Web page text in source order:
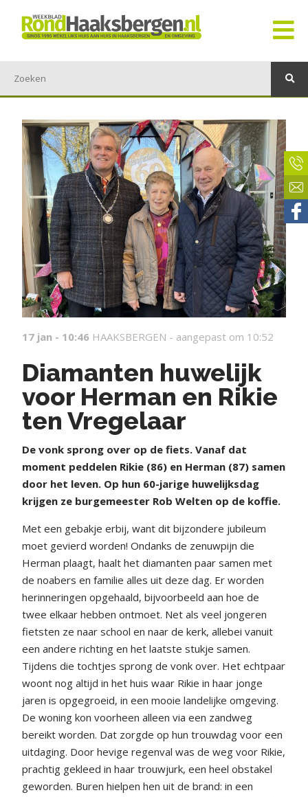
17 jan - 10:46 HAAKSBERGEN - aangepast om 10:52
Diamanten huwelijk
voor Herman en Rikie
ten Vregelaar
De vonk sprong over op de fiets. Vanaf dat
moment peddelen Rikie (86) en Herman (87) samen
door het leven. Op hun 60-jarige huwelijksdag
krijgen ze burgemeester Rob Welten op de koffie.
Met een gebakje erbij, want dit bijzondere jubileum
moet gevierd worden! Ondanks de zenuwpijn die
Herman plaagt, haalt het diamanten paar samen met
de noabers en familie alles uit deze dag. Er worden
herinneringen opgehaald, bijvoorbeeld aan hoe de
twee elkaar hebben ontmoet. Net als veel jongeren
fietsten ze naar school en naar de kerk, allebei vanuit
een andere richting en het laatste stukje samen.
Tijdens die tochtjes sprong de vonk over. Het echtpaar
woont nog altijd in het huis waar Rikie in haar jonge
jaren is opgegroeid, in een mooie landelijke omgeving.
De woning kon voorheen alleen via een zandweg
bereikt worden. Dat zorgde op hun trouwdag voor een
uitdaging. Door hevige regenval was de weg voor Rikie,
prachtig gekleed in haar trouwjurk, een heel obstakel
geworden. Buren hielpen hen uit de brand: in een